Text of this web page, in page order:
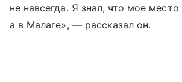
не навсегда. Я знал, что мое
а в Малаге», — рассказал он.